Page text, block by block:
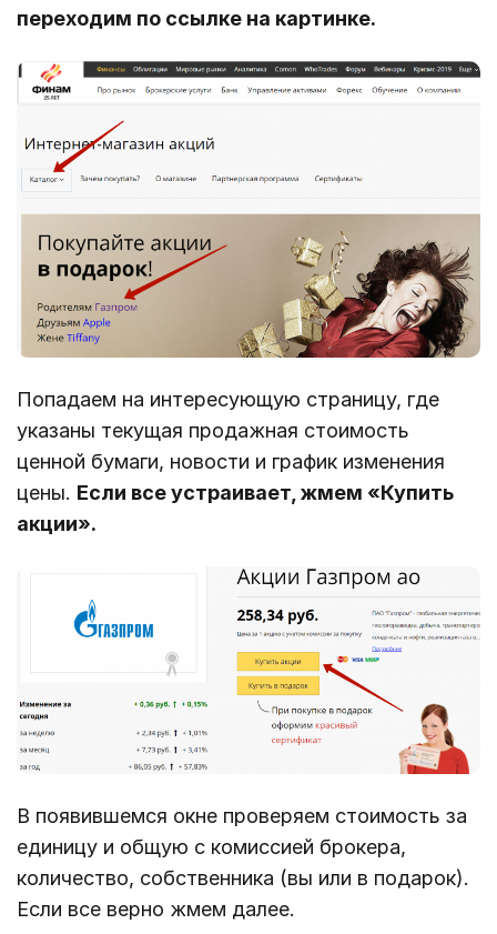
переходим по ссылке на картинке.
Попадаем на интересующую страницу, где
указаны текущая продажная стоимость
ценной бумаги, новости и график изменения
цены. Если все устраивает, жмем «Купить
акции».
В появившемся окне проверяем стоимость за
единицу и общую с комиссией брокера,
количество, собственника (вы или в подарок).
Если все верно жмем далее.